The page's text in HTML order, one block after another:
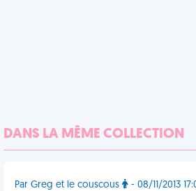
DANS LA MÊME COLLECTION
Par Greg et le couscous - 08/11/2013